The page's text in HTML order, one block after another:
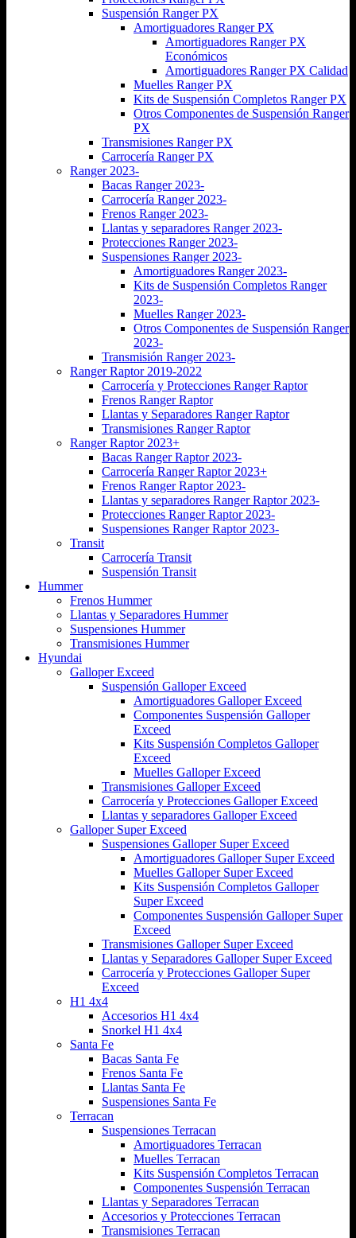
Suspensión Ranger PX
Amortiguadores Ranger PX
Amortiguadores Ranger PX
Económicos
Amortiguadores Ranger PX Calidad
Muelles Ranger PX
Kits de Suspensión Completos Ranger PX
Otros Componentes de Suspensión Ranger
PX
Transmisiones Ranger PX
Carrocería Ranger PX
Ranger 2023-
Bacas Ranger 2023-
Carrocería Ranger 2023-
Frenos Ranger 2023-
Llantas y separadores Ranger 2023-
Protecciones Ranger 2023-
Suspensiones Ranger 2023-
Amortiguadores Ranger 2023-
Kits de Suspensión Completos Ranger
2023-
Muelles Ranger 2023-
Otros Componentes de Suspensión Ranger
2023-
Transmisión Ranger 2023-
Ranger Raptor 2019-2022
Carrocería y Protecciones Ranger Raptor
Frenos Ranger Raptor
Llantas y Separadores Ranger Raptor
Transmisiones Ranger Raptor
Ranger Raptor 2023+
Bacas Ranger Raptor 2023-
Carrocería Ranger Raptor 2023+
Frenos Ranger Raptor 2023-
Llantas y separadores Ranger Raptor 2023-
Protecciones Ranger Raptor 2023-
Suspensiones Ranger Raptor 2023-
Transit
Carrocería Transit
Suspensión Transit
Hummer
Frenos Hummer
Llantas y Separadores Hummer
Suspensiones Hummer
Transmisiones Hummer
Hyundai
Galloper Exceed
Suspensión Galloper Exceed
Amortiguadores Galloper Exceed
Componentes Suspensión Galloper
Exceed
Kits Suspensión Completos Galloper
Exceed
Muelles Galloper Exceed
Transmisiones Galloper Exceed
Carrocería y Protecciones Galloper Exceed
Llantas y separadores Galloper Exceed
Galloper Super Exceed
Suspensiones Galloper Super Exceed
Amortiguadores Galloper Super Exceed
Muelles Galloper Super Exceed
Kits Suspensión Completos Galloper
Super Exceed
Componentes Suspensión Galloper Super
Exceed
Transmisiones Galloper Super Exceed
Llantas y Separadores Galloper Super Exceed
Carrocería y Protecciones Galloper Super
Exceed
H1 4x4
Accesorios H1 4x4
Snorkel H1 4x4
Santa Fe
Bacas Santa Fe
Frenos Santa Fe
Llantas Santa Fe
Suspensiones Santa Fe
Terracan
Suspensiones Terracan
Amortiguadores Terracan
Muelles Terracan
Kits Suspensión Completos Terracan
Componentes Suspensión Terracan
Llantas y Separadores Terracan
Accesorios y Protecciones Terracan
Transmisiones Terracan